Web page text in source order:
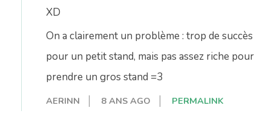
XD
On a clairement un problème : trop de succès
pour un petit stand, mais pas assez riche pour
prendre un gros stand =3
AERINN 8 ANS AGO PERMALINK